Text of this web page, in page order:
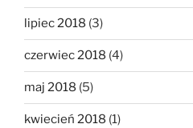
lipiec 2018 (3)
czerwiec 2018 (4)
maj 2018 (5)
kwiecień 2018 (1)